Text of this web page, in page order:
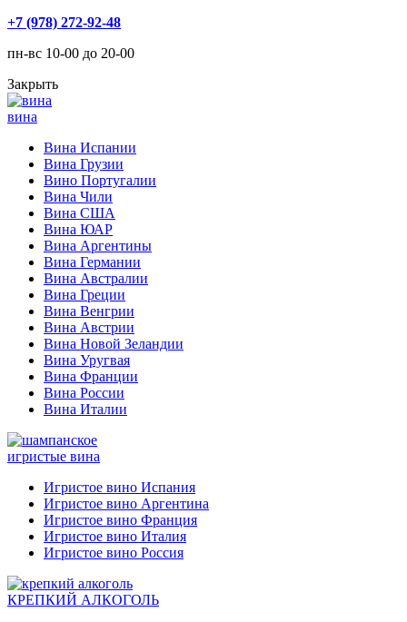
+7 (978) 272-92-48
пн-вс 10-00 до 20-00
Закрыть
вина
Вина Испании
Вина Грузии
Вино Португалии
Вина Чили
Вина США
Вина ЮАР
Вина Аргентины
Вина Германии
Вина Австралии
Вина Греции
Вина Венгрии
Вина Австрии
Вина Новой Зеландии
Вина Уругвая
Вина Франции
Вина России
Вина Италии
игристые вина
Игристое вино Испания
Игристое вино Аргентина
Игристое вино Франция
Игристое вино Италия
Игристое вино Россия
КРЕПКИЙ АЛКОГОЛЬ